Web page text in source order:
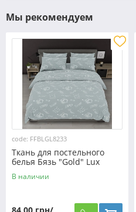
Мы рекомендуем
code: FFBLGL8233
Ткань для постельного
белья Бязь "Gold" Lux
GL8233
В наличии